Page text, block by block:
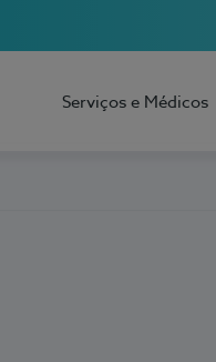
Serviços e Médicos